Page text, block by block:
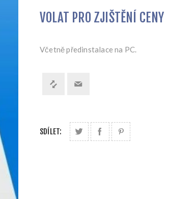
VOLAT PRO ZJIŠTĚNÍ CENY
Včetně předinstalace na PC.
SDÍLET: